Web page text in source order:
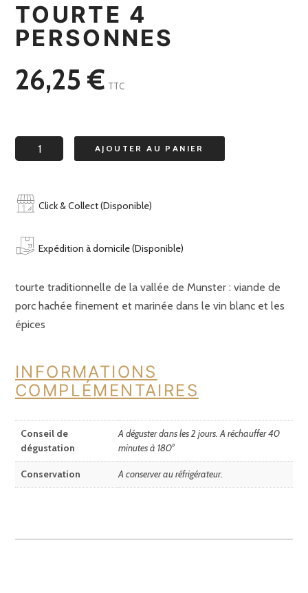
TOURTE 4
PERSONNES
26,25 € TTC
quantité
de
4
AJOUTER AU PANIER
Click & Collect (Disponible)
Expédition à domicile (Disponible)
tourte traditionnelle de la vallée de Munster : viande de
porc hachée finement et marinée dans le vin blanc et les
épices
INFORMATIONS
COMPLÉMENTAIRES
Conseil de
dégustation
A déguster dans les 2 jours. A réchauffer 40
minutes à 180°
Conservation A conserver au réfrigérateur.